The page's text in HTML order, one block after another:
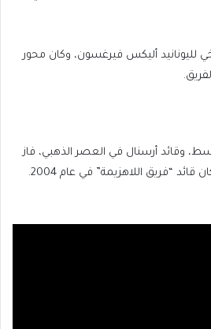
لليونانيد أليكس فيرغسون، وكان محور
وقائد أرسنال في العصر الذهبي، فاز